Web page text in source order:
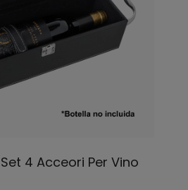
4 Acceori Per Vino